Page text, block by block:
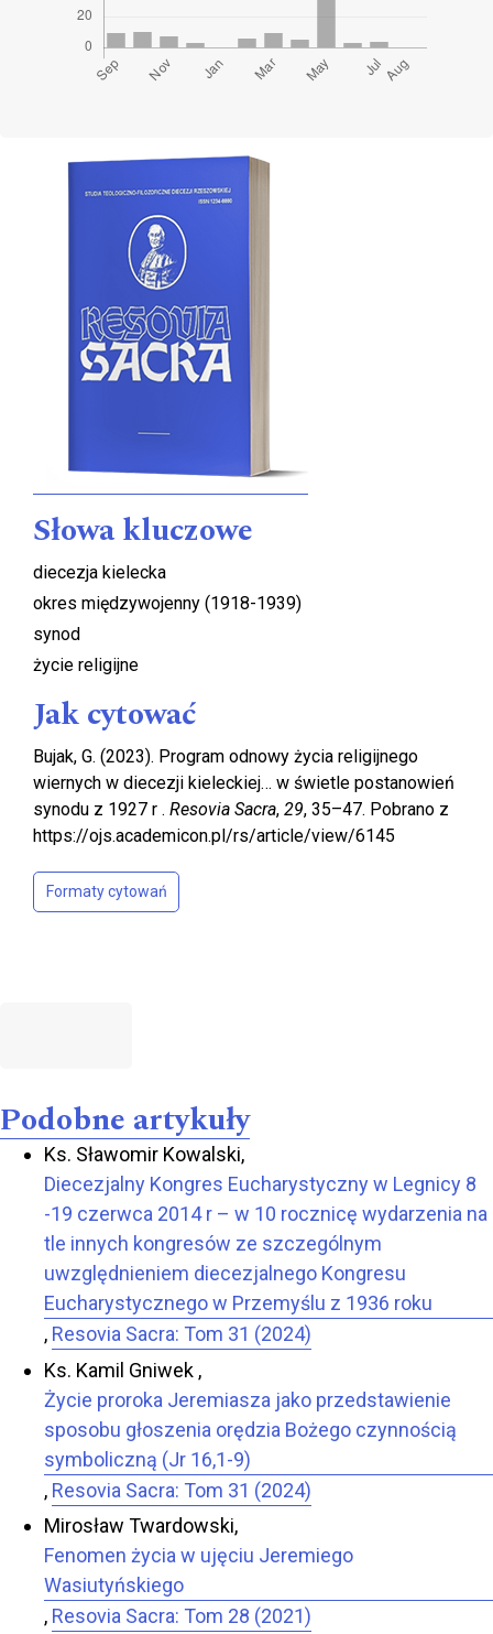
Cover image
Słowa kluczowe
diecezja kielecka
okres międzywojenny (1918-1939)
synod
życie religijne
Jak cytować
Bujak, G. (2023). Program odnowy życia religijnego
wiernych w diecezji kieleckiej… w świetle postanowień
synodu z 1927 r . Resovia Sacra, 29, 35–47. Pobrano z
https://ojs.academicon.pl/rs/article/view/6145
Formaty cytowań
Podobne artykuły
Ks. Sławomir Kowalski,
Diecezjalny Kongres Eucharystyczny w Legnicy 8
-19 czerwca 2014 r – w 10 rocznicę wydarzenia na
tle innych kongresów ze szczególnym
uwzględnieniem diecezjalnego Kongresu
Eucharystycznego w Przemyślu z 1936 roku
, Resovia Sacra: Tom 31 (2024)
Ks. Kamil Gniwek ,
Życie proroka Jeremiasza jako przedstawienie
sposobu głoszenia orędzia Bożego czynnością
symboliczną (Jr 16,1-9)
, Resovia Sacra: Tom 31 (2024)
Mirosław Twardowski,
Fenomen życia w ujęciu Jeremiego
Wasiutyńskiego
, Resovia Sacra: Tom 28 (2021)